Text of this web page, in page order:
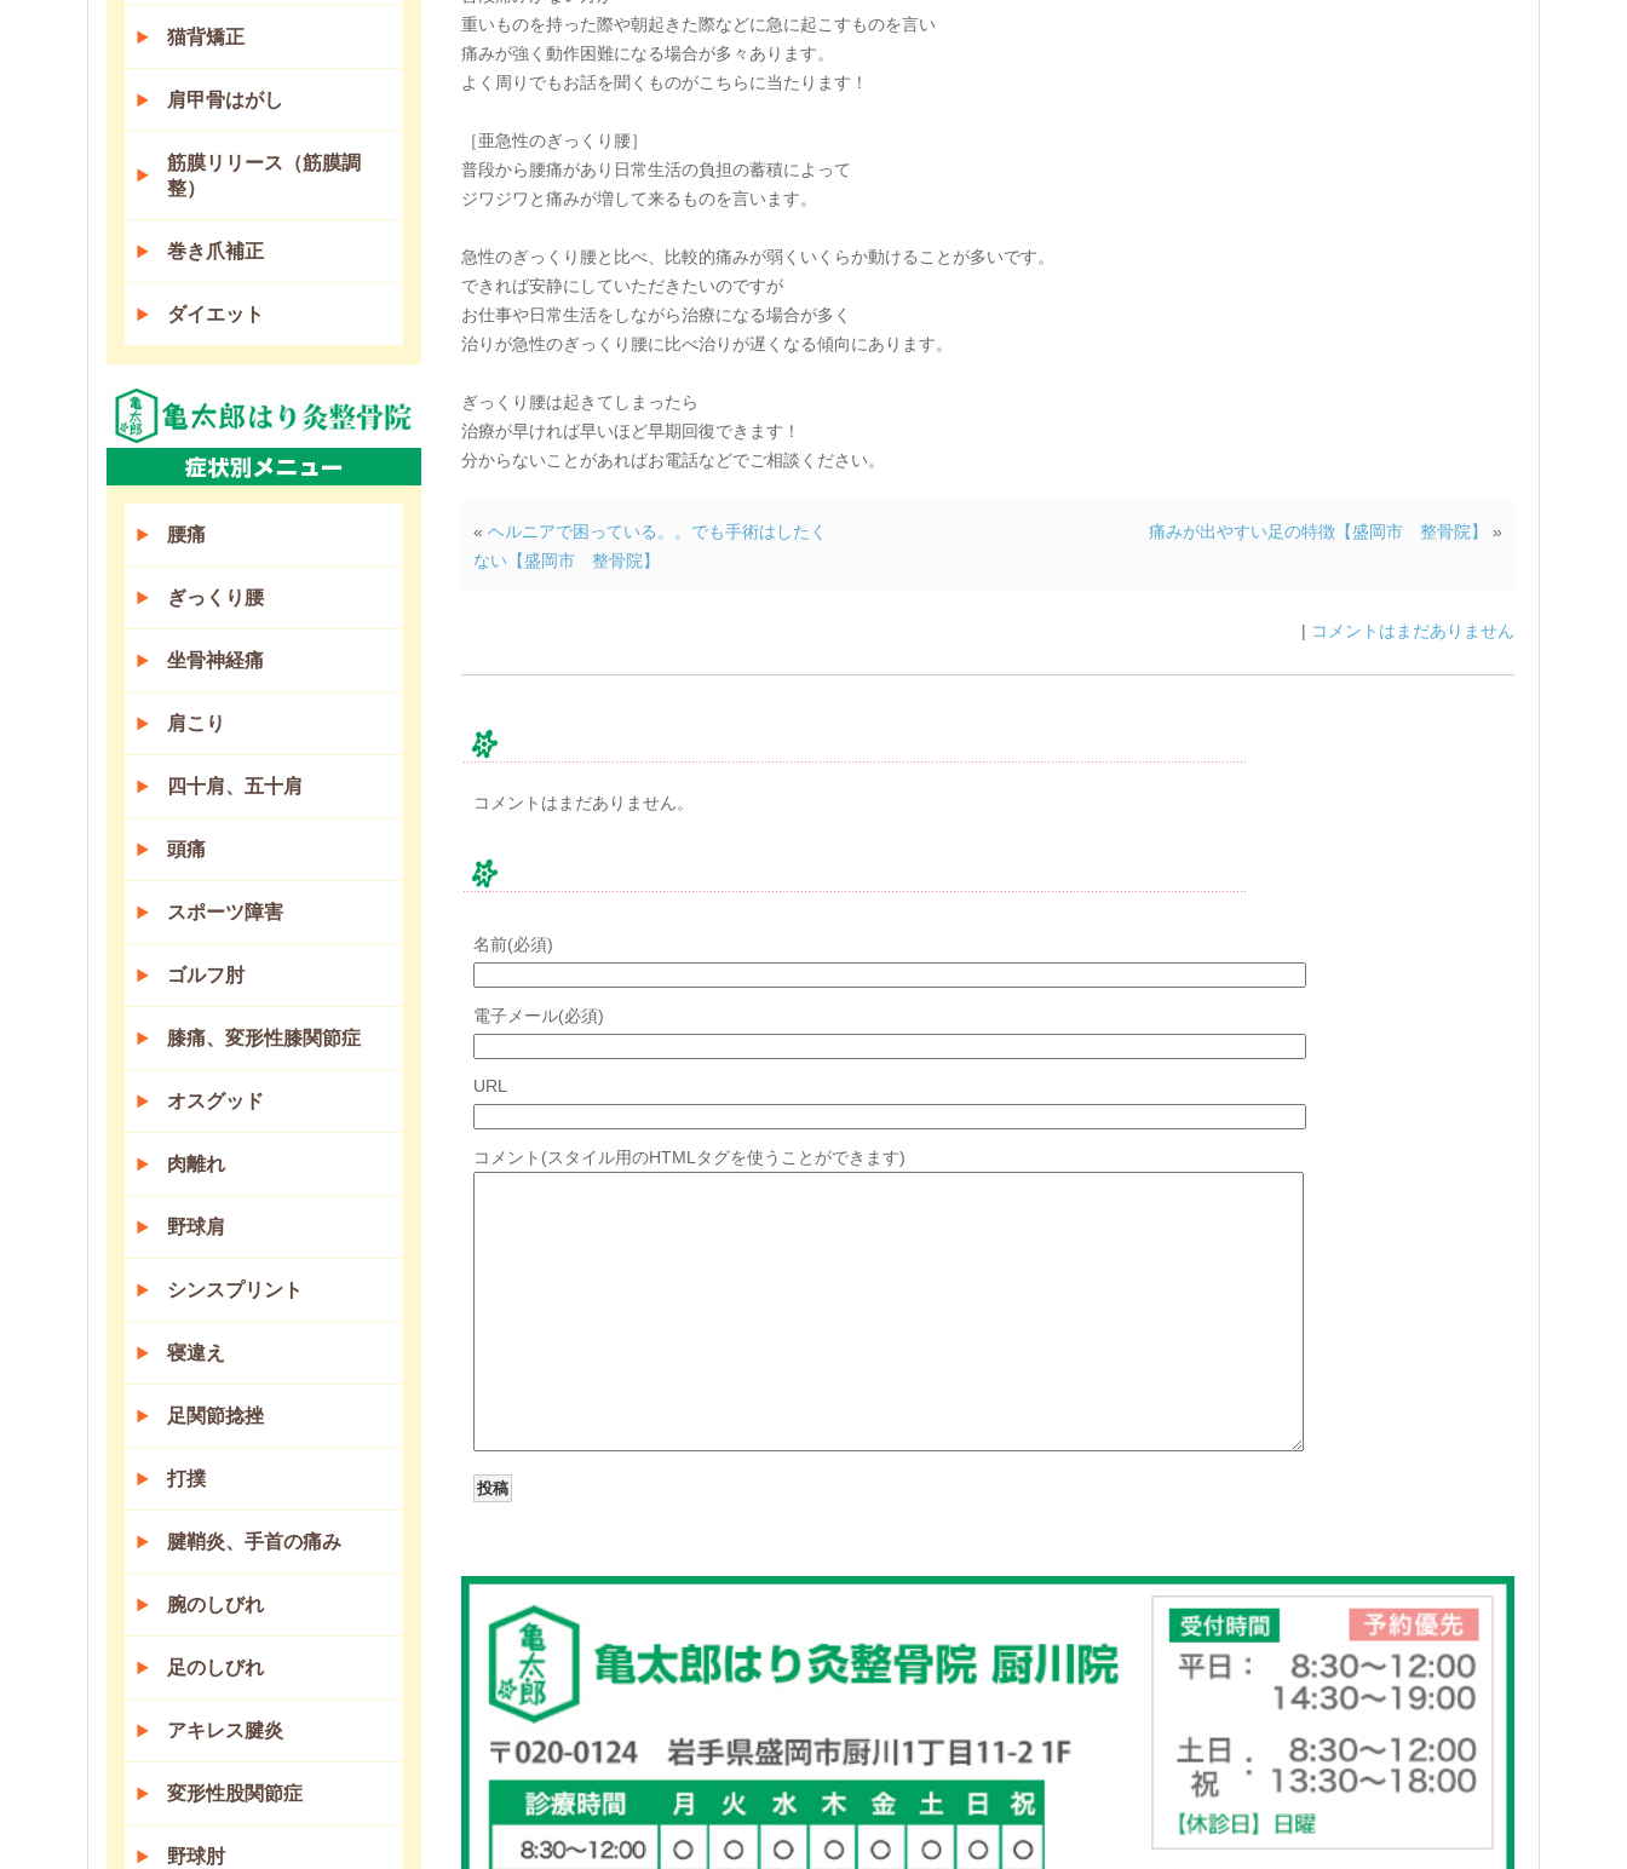
重いものを持った際や朝起きた際などに急に起こすものを言い
痛みが強く動作困難になる場合が多々あります。
よく周りでもお話を聞くものがこちらに当たります！
［亜急性のぎっくり腰］
普段から腰痛があり日常生活の負担の蓄積によって
ジワジワと痛みが増して来るものを言います。
急性のぎっくり腰と比べ、比較的痛みが弱くいくらか動けることが多いです。
できれば安静にしていただきたいのですが
お仕事や日常生活をしながら治療になる場合が多く
治りが急性のぎっくり腰に比べ治りが遅くなる傾向にあります。
ぎっくり腰は起きてしまったら
治療が早ければ早いほど早期回復できます！
分からないことがあればお電話などでご相談ください。
痛みが出やすい足の特徴【盛岡市 整骨院】 »
« ヘルニアで困っている。。でも手術はしたく
ない【盛岡市 整骨院】
| コメントはまだありません
コメントはまだありません。
名前(必須)
電子メール(必須)
URL
コメント(スタイル用のHTMLタグを使うことができます)
猫背矯正
肩甲骨はがし
筋膜リリース（筋膜調
整）
巻き爪補正
ダイエット
腰痛
ぎっくり腰
坐骨神経痛
肩こり
四十肩、五十肩
頭痛
スポーツ障害
ゴルフ肘
膝痛、変形性膝関節症
オスグッド
肉離れ
野球肩
シンスプリント
寝違え
足関節捻挫
打撲
腱鞘炎、手首の痛み
腕のしびれ
足のしびれ
アキレス腱炎
変形性股関節症
野球肘